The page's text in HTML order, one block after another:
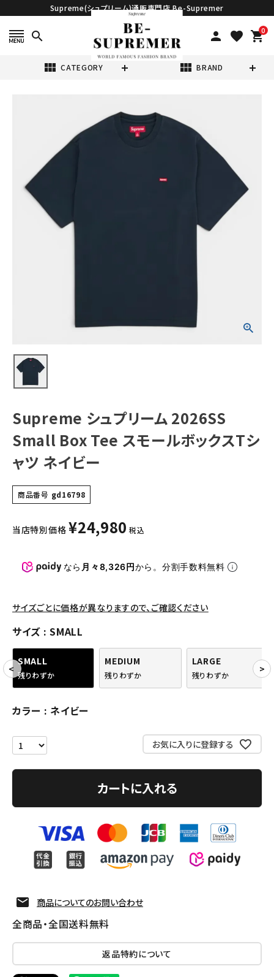
Supreme(シュプリーム)通販専門店 Be-Supremer
search person favorite 0
shopping_cart
view_module CATEGORY view_module BRAND
Tシャツ・ロングスリーブ
パーカー・トレーナー
キャップ・ハット
ニット帽・ビーニー
その他バッグ類
スニーカー・ブーツ
COLLABORATION BRAND
SEASON
CONTENTS
ようこそ ゲスト 様
meeting_room ログイン
Follow us
Supreme シュプリーム 2026SS
Small Box Tee スモールボックスTシ
ャツ ネイビー
商品番号 gd16798
当店特別価格 ¥24,980 税込
なら 月々8,326円から。分割手数料無料
サイズごとに価格が異なりますので、ご確認ください
サイズ SMALL
SMALL
残りわずか
MEDIUM
残りわずか
LARGE
残りわずか
カラー ネイビー
お気に入りに登録する
カートに入れる
商品についてのお問い合わせ
全商品・全国送料無料
返品特約について